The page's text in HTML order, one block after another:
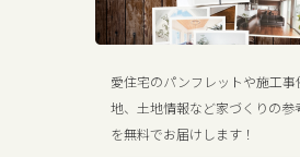
愛住宅のパンフレットや施工事
地、土地情報など家づくりの参
を無料でお届けします！